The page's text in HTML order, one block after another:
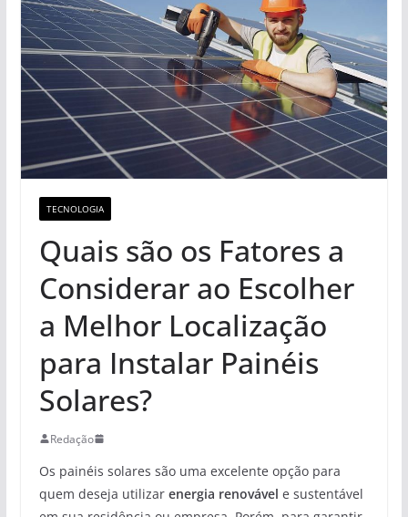
TECNOLOGIA
Quais são os Fatores a
Considerar ao Escolher
a Melhor Localização
para Instalar Painéis
Solares?
Redação
Os painéis solares são uma excelente opção para
quem deseja utilizar energia renovável e sustentável